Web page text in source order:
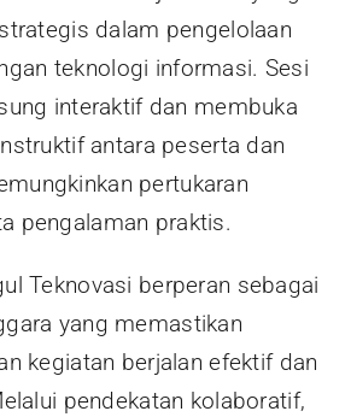
dalam pengelolaan
teknologi informasi. Sesi
interaktif dan membuka
antara peserta dan
pertukaran
pengalaman praktis.
Teknovasi berperan sebagai
yang memastikan
kegiatan berjalan efektif dan
pendekatan kolaboratif,